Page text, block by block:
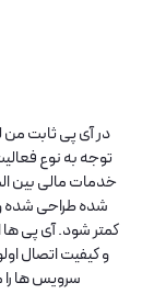
در آی پی ثابت من
توجه به نوع
خدمات مالی بین
شده طراحی
کمتر شود. آی پی ها
و کیفیت اتصال
سرویس ها را